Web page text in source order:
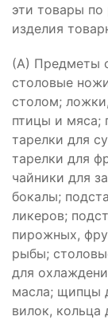
эти товары
изделия
(А) Предметы
столовые
столом;
птицы и мяса;
тарелки для
тарелки для
чайники для
бокалы;
ликеров;
пирожных,
рыбы;
для
масла; щипцы
вилок, кольца